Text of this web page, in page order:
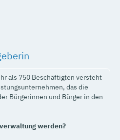
als 750 Beschäftigten versteht
das die
Bürgerinnen und Bürger in den
werden?